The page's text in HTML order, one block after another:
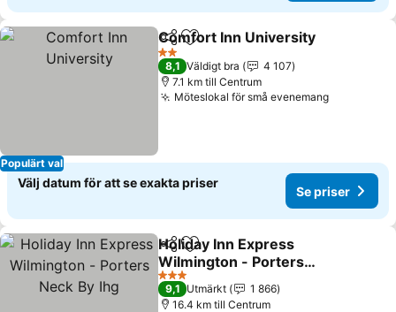
Populärt val
Dela Lägg till i Mina Favoriter
Comfort Inn University
2 Stjärnor
8,1 Väldigt bra
4 107
7.1 km till Centrum
Möteslokal för små evenemangSe priser
Välj datum för att se exakta priser
Se priser
Dela Lägg till i Mina Favoriter
Holiday Inn Express
Wilmington - Porters
Neck By Ihg
Se priser
3 Stjärnor
9,1 Utmärkt
1 866
16.4 km till Centrum